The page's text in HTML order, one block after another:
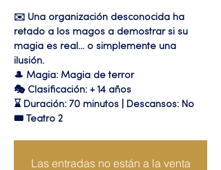
✉️ Una organización desconocida ha
retado a los magos a demostrar si su
magia es real… o simplemente una
ilusión.
🎩 Magia: Magia de terror
🎭 Clasificación: + 14 años
⌛ Duración: 70 minutos | Descansos: No
🎟 Teatro 2
Las entradas no están a la venta